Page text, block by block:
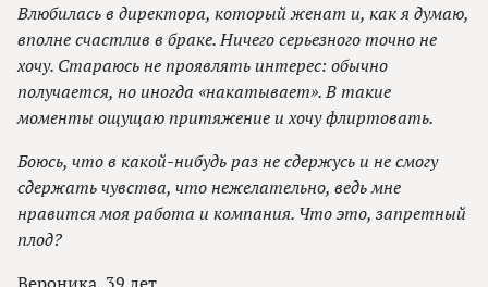
Влюбилась в директора, который женат и, как я думаю,
вполне счастлив в браке. Ничего серьезного точно не
хочу. Стараюсь не проявлять интерес: обычно
получается, но иногда «накатывает». В такие
моменты ощущаю притяжение и хочу флиртовать.
Боюсь, что в какой-нибудь раз не сдержусь и не смогу
сдержать чувства, что нежелательно, ведь мне
нравится моя работа и компания. Что это, запретный
плод?